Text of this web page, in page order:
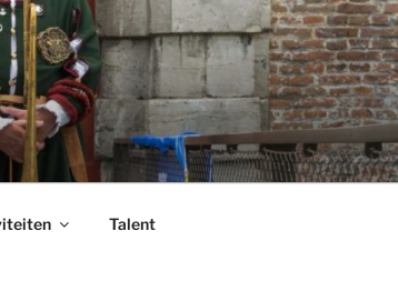
Talent